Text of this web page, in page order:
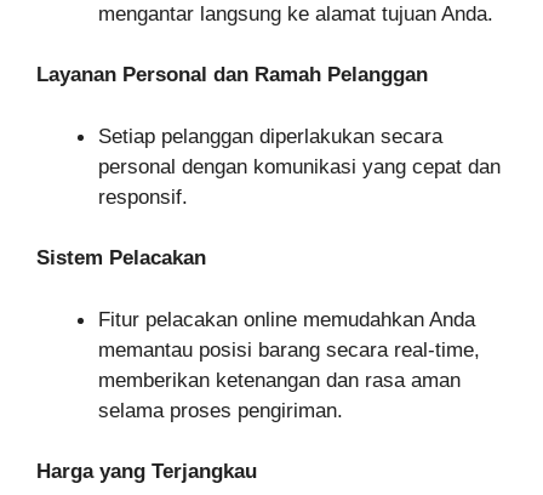
mengantar langsung ke alamat tujuan Anda.
Layanan Personal dan Ramah Pelanggan
Setiap pelanggan diperlakukan secara
personal dengan komunikasi yang cepat dan
responsif.
Sistem Pelacakan
Fitur pelacakan online memudahkan Anda
memantau posisi barang secara real-time,
memberikan ketenangan dan rasa aman
selama proses pengiriman.
Harga yang Terjangkau